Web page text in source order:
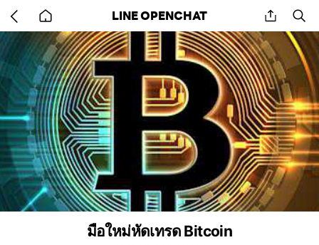
back
to
home
LINE OPENCHAT share
มือใหม่หัดเทรด Bitcoin